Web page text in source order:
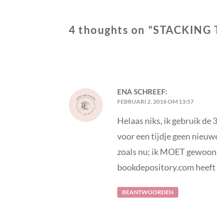
4 thoughts on “STACKING
ENA SCHREEF:
FEBRUARI 2, 2016 OM 13:57
Helaas niks, ik gebruik de
voor een tijdje geen
zoals nu; ik MOET
bookdepository.com
BEANTWOORDEN